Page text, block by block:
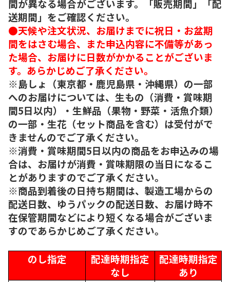
間が異なる場合がございます。「販売期間」「配
送期間」をご確認ください。
●天候や注文状況、お届けまでに祝日・お盆期
間をはさむ場合、また申込内容に不備等があっ
た場合、お届けに日数がかかることがございま
す。あらかじめご了承ください。
※島しょ（東京都・鹿児島県・沖縄県）の一部
へのお届けについては、生もの（消費・賞味期
間5日以内）・生鮮品（果物・野菜・活魚介類）
の一部・生花（セット商品を含む）は受付がで
きませんのでご了承ください。
※消費・賞味期間5日以内の商品をお申込みの場
合は、お届けが消費・賞味期限の当日になるこ
とがありますのでご了承ください。
※商品到着後の日持ち期間は、製造工場からの
配送日数、ゆうパックの配送日数、お届け時不
在保管期間などにより短くなる場合がございま
すのであらかじめご了承ください。
のし指定
配達時期指定
なし
配達時期指定
あり